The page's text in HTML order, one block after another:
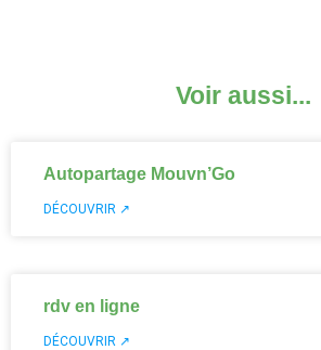
Voir aussi...
Autopartage Mouvn’Go
DÉCOUVRIR ↗
rdv en ligne
DÉCOUVRIR ↗